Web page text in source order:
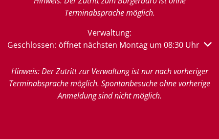
Terminabsprache möglich.
Verwaltung:
Klicken, um weitere Öffnungs- oder Schließzeiten
Geschlossen: öffnet nächsten Montag um 08:30 Uhr
Hinweis: Der Zutritt zur Verwaltung ist nur nach vorheriger
Terminabsprache möglich. Spontanbesuche ohne vorherige
Anmeldung sind nicht möglich.